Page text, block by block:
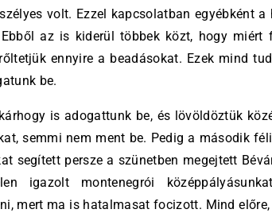
volt. Ezzel kapcsolatban egyébként
az is kiderül többek közt, hogy miért
ennyire a beadásokat. Ezek mind
be.
is adogattunk be, és lövöldöztük
semmi nem ment be. Pedig a második
segített persze a szünetben megejtett
igazolt montenegrói
mert ma is hatalmasat focizott. Mind